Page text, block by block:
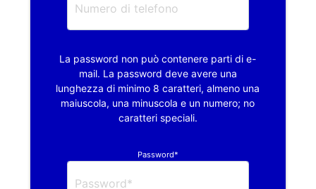
La password non può contenere parti di e-
mail. La password deve avere una
lunghezza di minimo 8 caratteri, almeno una
maiuscola, una minuscola e un numero; no
caratteri speciali.
Password*